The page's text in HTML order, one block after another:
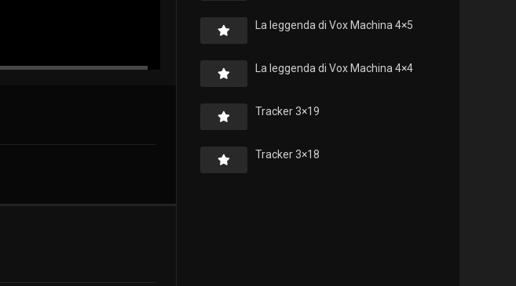
La leggenda di Vox Machina 4×5
La leggenda di Vox Machina 4×4
Tracker 3×19
Tracker 3×18